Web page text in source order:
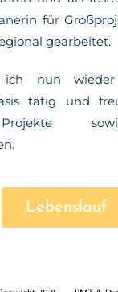
für
gearbeitet.
nun wieder
tätig und
Lebenslauf